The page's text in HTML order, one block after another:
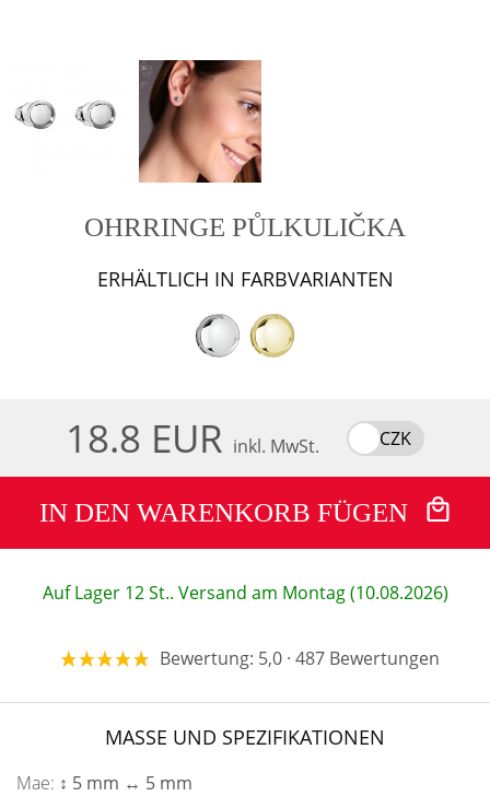
OHRRINGE PŮLKULIČKA
ERHÄLTLICH IN FARBVARIANTEN
18.8 EUR inkl. MwSt. CZK
IN DEN WARENKORB FÜGEN
Auf Lager 12 St.. Versand am Montag (10.08.2026)
Bewertung: 5,0 · 487 Bewertungen
MASSE UND SPEZIFIKATIONEN
Mae: ↕ 5 mm ↔ 5 mm